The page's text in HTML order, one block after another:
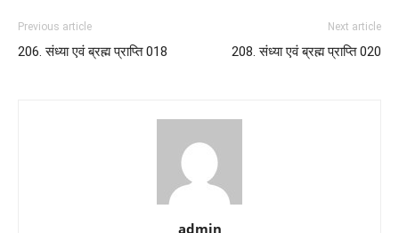
Previous article
206. संध्या एवं ब्रह्म प्राप्ति 018
Next article
208. संध्या एवं ब्रह्म प्राप्ति 020
admin